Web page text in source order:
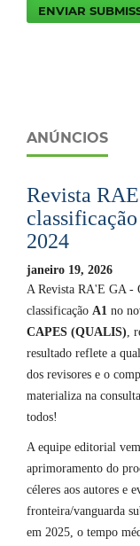
ENVIAR
ANÚNCIOS
Revista
2024
janeiro 19, 2026
A Revista RA'E GA -
classificação A1 no
CAPES (QUALIS) ,
resultado reflete a
dos revisores e o
materializa na
todos!
A equipe editorial
aprimoramento do
céleres aos autores e
fronteira/vanguarda
em 2025, o tempo